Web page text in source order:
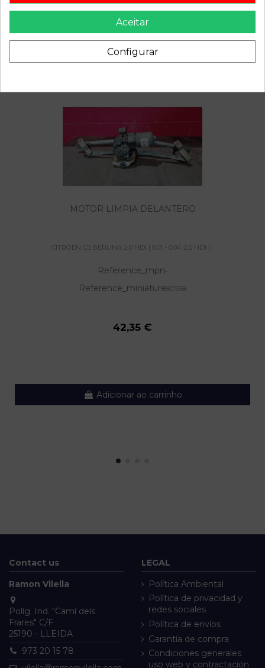
Recambio de bomba freno para citroen c5 berlina 2.0 hdi |
0.01 - 0.04 2.0 hdi | 0.01 - 0.04 referencia OEM IAM
MOTOR LIMPIA DELANTERO
CITROEN C5 BERLINA 2.0 HDI | 0.01 - 0.04 2.0 HDI |...
Reference_mpn-
Reference_miniature801958
42,35 €
Adicionar ao carrinho
Contact us
Ramon Vilella
Políg. Ind. "Camí dels
Frares" C/F
25190 - LLEIDA
973 20 15 78
LEGAL
Política Ambiental
Política de privacidad y
redes sociales
Política de envíos
Garantía de compra
Condiciones generales
uso web y contractación
Aceitar
Configurar